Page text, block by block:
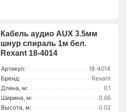
Кабель аудио AUX 3.5мм
шнур спираль 1м бел.
Rexant 18-4014
Артикул:
18-4014
Бренд:
Rexant
Длина, м:
0.1
Ширина, м:
0.06
Высота, м:
0.02